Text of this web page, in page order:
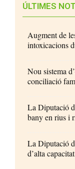
ÚLTIMES
Augment de
intoxicacions
Nou sistema
conciliació
La Diputació
bany en rius i
La Diputació
d’alta